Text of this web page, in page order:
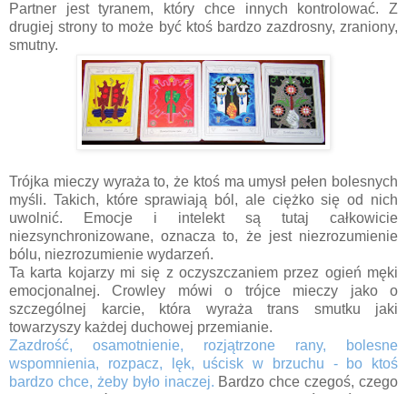
Partner jest tyranem, który chce innych kontrolować. Z
drugiej strony to może być ktoś bardzo zazdrosny, zraniony,
smutny.
Trójka mieczy wyraża to, że ktoś ma umysł pełen bolesnych
myśli. Takich, które sprawiają ból, ale ciężko się od nich
uwolnić. Emocje i intelekt są tutaj całkowicie
niezsynchronizowane, oznacza to, że jest niezrozumienie
bólu, niezrozumienie wydarzeń.
Ta karta kojarzy mi się z oczyszczaniem przez ogień męki
emocjonalnej. Crowley mówi o trójce mieczy jako o
szczególnej karcie, która wyraża trans smutku jaki
towarzyszy każdej duchowej przemianie.
Zazdrość, osamotnienie, rozjątrzone rany, bolesne
wspomnienia, rozpacz, lęk, uścisk w brzuchu - bo ktoś
bardzo chce, żeby było inaczej. Bardzo chce czegoś, czego